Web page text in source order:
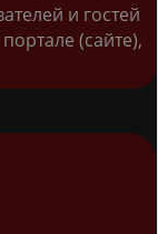
и гостей
(сайте),